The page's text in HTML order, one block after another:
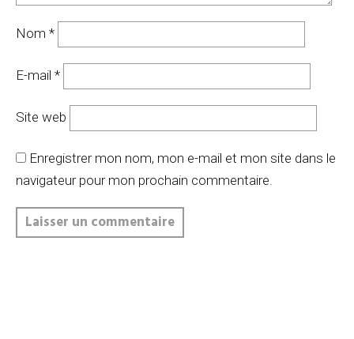
Nom *
E-mail *
Site web
Enregistrer mon nom, mon e-mail et mon site dans le
navigateur pour mon prochain commentaire.